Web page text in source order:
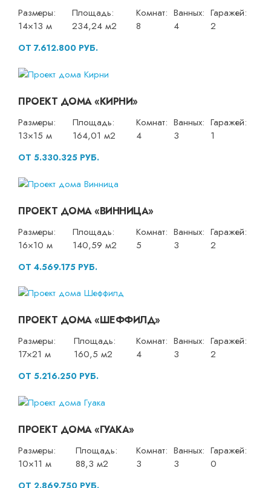
Размеры:
14×13 м
Площадь:
234,24 м2
Комнат:
8
Ванных:
4
Гаражей:
2
ОТ 7.612.800 РУБ.
ПРОЕКТ ДОМА «КИРНИ»
Размеры:
13×15 м
Площадь:
164,01 м2
Комнат:
4
Ванных:
3
Гаражей:
1
ОТ 5.330.325 РУБ.
ПРОЕКТ ДОМА «ВИННИЦА»
Размеры:
16×10 м
Площадь:
140,59 м2
Комнат:
5
Ванных:
3
Гаражей:
2
ОТ 4.569.175 РУБ.
ПРОЕКТ ДОМА «ШЕФФИЛД»
Размеры:
17×21 м
Площадь:
160,5 м2
Комнат:
4
Ванных:
3
Гаражей:
2
ОТ 5.216.250 РУБ.
ПРОЕКТ ДОМА «ГУАКА»
Размеры:
10×11 м
Площадь:
88,3 м2
Комнат:
3
Ванных:
3
Гаражей:
0
ОТ 2.869.750 РУБ.